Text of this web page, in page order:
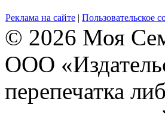
Реклама на сайте | Пользовательское
© 2026 Моя
ООО
перепечатка